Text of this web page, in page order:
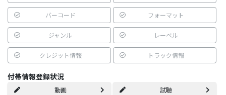
バーコード フォーマット
ジャンル レーベル
クレジット情報 トラック情報
付帯情報登録状況
動画 試聴